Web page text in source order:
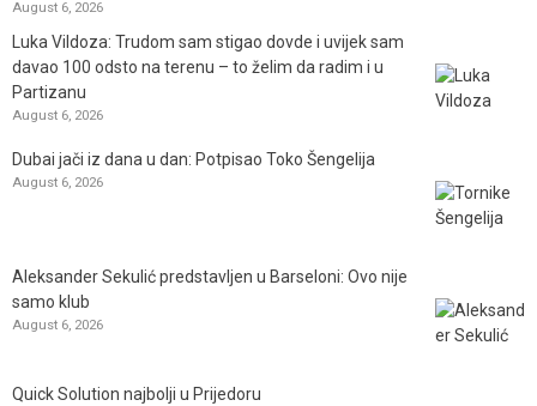
August 6, 2026
Luka Vildoza: Trudom sam stigao dovde i uvijek sam
davao 100 odsto na terenu – to želim da radim i u
Partizanu
August 6, 2026
Dubai jači iz dana u dan: Potpisao Toko Šengelija
August 6, 2026
Aleksander Sekulić predstavljen u Barseloni: Ovo nije
samo klub
August 6, 2026
Quick Solution najbolji u Prijedoru